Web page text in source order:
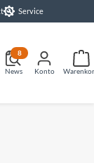
Service
News
8
Konto